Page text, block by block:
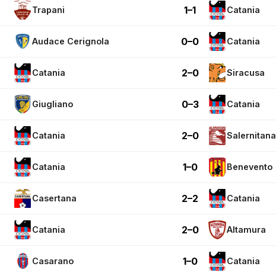
Trapani 1–1 Catania
Audace Cerignola 0–0 Catania
Catania 2–0 Siracusa
Giugliano 0–3 Catania
Catania 2–0 Salernitana
Catania 1–0 Benevento
Casertana 2–2 Catania
Catania 2–0 Altamura
Casarano 1–0 Catania